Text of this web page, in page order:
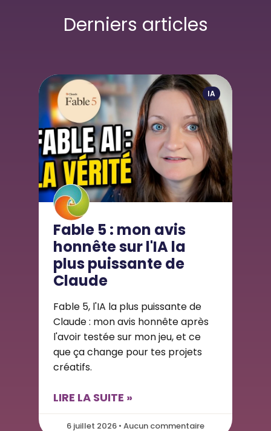
Derniers articles
IA
Fable 5 : mon avis
honnête sur l'IA la
plus puissante de
Claude
Fable 5, l'IA la plus puissante de
Claude : mon avis honnête après
l'avoir testée sur mon jeu, et ce
que ça change pour tes projets
créatifs.
LIRE LA SUITE »
6 juillet 2026 • Aucun commentaire